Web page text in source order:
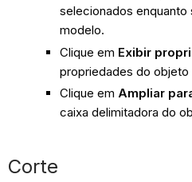
selecionados
modelo.
Clique em Exibir
propriedades do objeto
Clique em Ampliar
caixa delimitadora do
Corte